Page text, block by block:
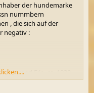
der hundemarke
nummbern
, die sich auf der
negativ :
Merged File, ca. 1938 -
Records, created